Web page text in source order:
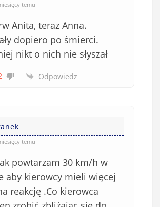
temu
Anita, teraz Anna.
dopiero po śmierci.
nikt o nich nie słyszał
Odpowiedz
temu
powtarzam 30 km/h w
aby kierowcy mieli więcej
reakcję .Co kierowca